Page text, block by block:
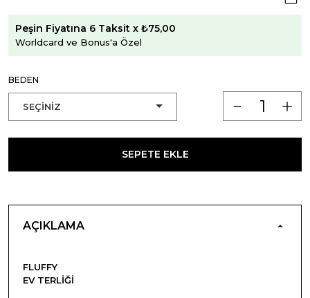
Peşin Fiyatına 6 Taksit x ₺75,00
Worldcard ve Bonus'a Özel
BEDEN
SEPETE EKLE
AÇIKLAMA
FLUFFY
EV TERLIĞI